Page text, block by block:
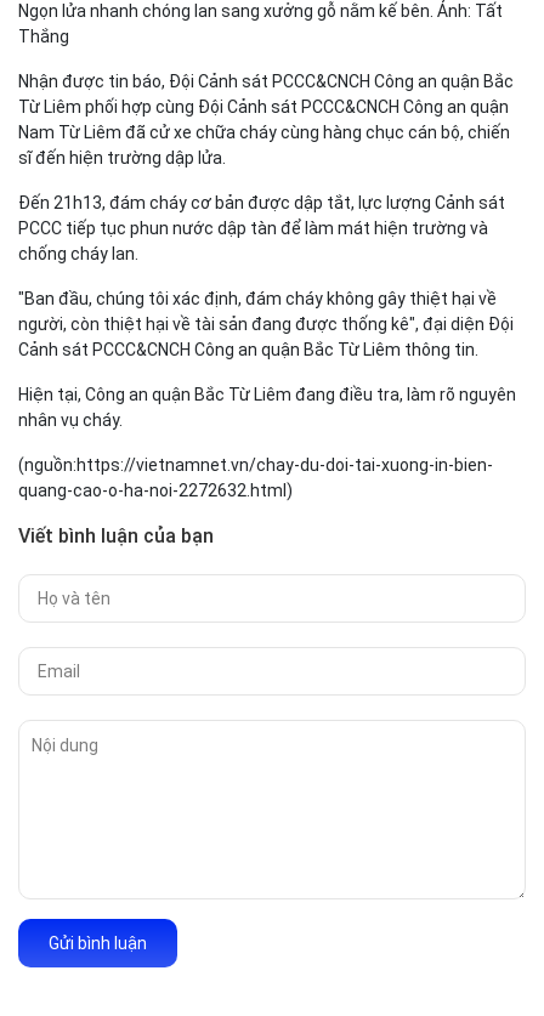
Ngọn lửa nhanh chóng lan sang xưởng gỗ nằm kế bên. Ảnh: Tất
Thắng
Nhận được tin báo, Đội Cảnh sát PCCC&CNCH Công an quận Bắc
Từ Liêm phối hợp cùng Đội Cảnh sát PCCC&CNCH Công an quận
Nam Từ Liêm đã cử xe chữa cháy cùng hàng chục cán bộ, chiến
sĩ đến hiện trường dập lửa.
Đến 21h13, đám cháy cơ bản được dập tắt, lực lượng Cảnh sát
PCCC tiếp tục phun nước dập tàn để làm mát hiện trường và
chống cháy lan.
"Ban đầu, chúng tôi xác định, đám cháy không gây thiệt hại về
người, còn thiệt hại về tài sản đang được thống kê", đại diện Đội
Cảnh sát PCCC&CNCH Công an quận Bắc Từ Liêm thông tin.
Hiện tại, Công an quận Bắc Từ Liêm đang điều tra, làm rõ nguyên
nhân vụ cháy.
(nguồn:https://vietnamnet.vn/chay-du-doi-tai-xuong-in-bien-
quang-cao-o-ha-noi-2272632.html)
Viết bình luận của bạn
Gửi bình luận